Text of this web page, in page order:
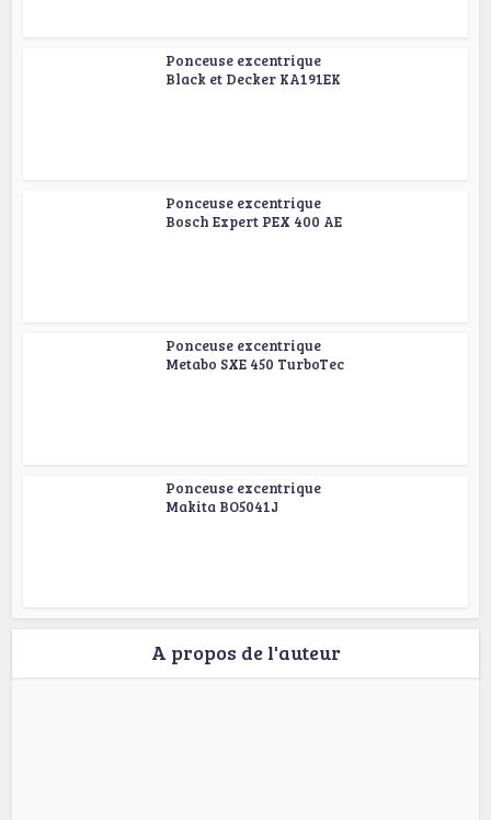
Ponceuse excentrique
Black et Decker KA191EK
Ponceuse excentrique
Bosch Expert PEX 400 AE
Ponceuse excentrique
Metabo SXE 450 TurboTec
Ponceuse excentrique
Makita BO5041J
A propos de l'auteur